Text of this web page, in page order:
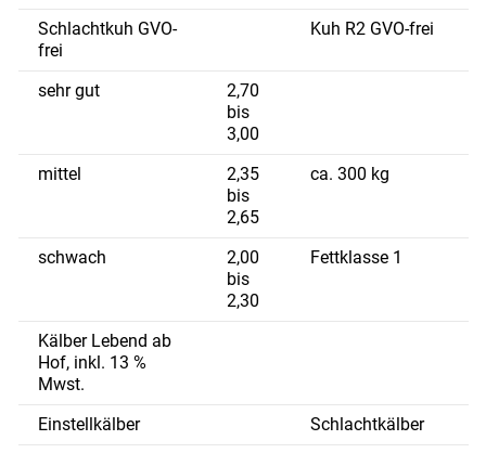
Schlachtkuh GVO-
frei
Kuh R2 GVO-frei
sehr gut
2,70
bis
3,00
mittel
2,35
bis
2,65
ca. 300 kg
schwach
2,00
bis
2,30
Fettklasse 1
Kälber Lebend ab
Hof, inkl. 13 %
Mwst.
Einstellkälber
Schlachtkälber